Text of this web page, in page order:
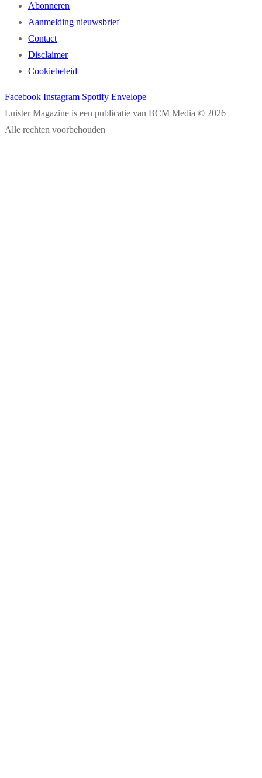
Abonneren
Aanmelding nieuwsbrief
Contact
Disclaimer
Cookiebeleid
Facebook Instagram Spotify Envelope
Luister Magazine is een publicatie van BCM Media © 2026
Alle rechten voorbehouden